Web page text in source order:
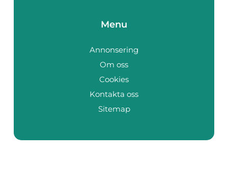
Menu
Annonsering
Om oss
Cookies
Kontakta oss
Sitemap